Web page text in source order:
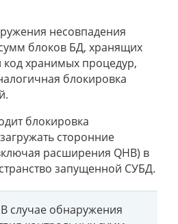
несовпадения
блоков БД, хранящих
хранимых процедур,
блокировка
блокировка
сторонние
расширения QHB) в
запущенной СУБД.
В случае обнаружения